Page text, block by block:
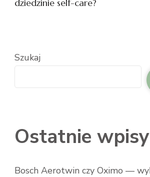
dziedzinie self-care?
Szukaj
Ostatnie wpisy
Bosch Aerotwin czy Oximo —